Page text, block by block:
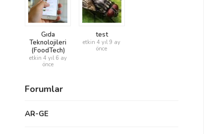
Gıda
Teknolojileri
(FoodTech)
etkin 4 yıl 6 ay
önce
test
etkin 4 yıl 9 ay
önce
Forumlar
AR-GE